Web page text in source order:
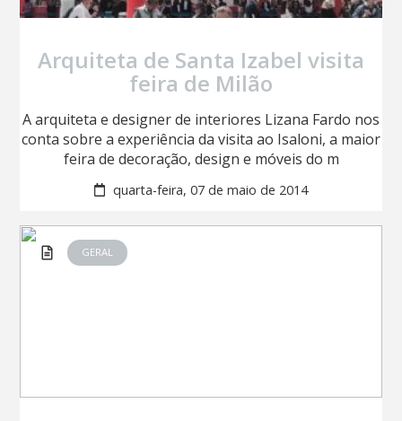
Arquiteta de Santa Izabel visita
feira de Milão
A arquiteta e designer de interiores Lizana Fardo nos
conta sobre a experiência da visita ao Isaloni, a maior
feira de decoração, design e móveis do m
quarta-feira, 07 de maio de 2014
GERAL